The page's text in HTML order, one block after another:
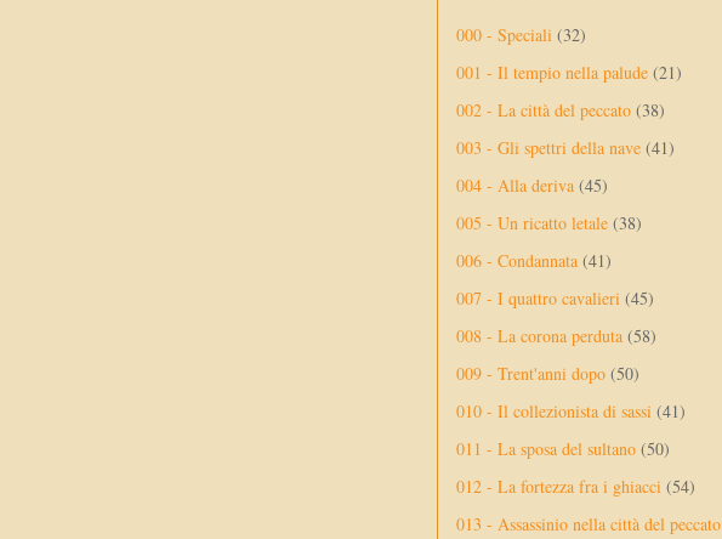
000 - Speciali (32)
001 - Il tempio nella palude (21)
002 - La città del peccato (38)
003 - Gli spettri della nave (41)
004 - Alla deriva (45)
005 - Un ricatto letale (38)
006 - Condannata (41)
007 - I quattro cavalieri (45)
008 - La corona perduta (58)
009 - Trent'anni dopo (50)
010 - Il collezionista di sassi (41)
011 - La sposa del sultano (50)
012 - La fortezza fra i ghiacci (54)
013 - Assassinio nella città del peccato